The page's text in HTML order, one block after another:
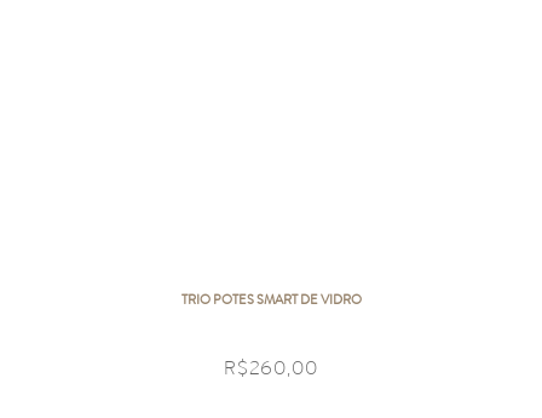
TRIO POTES SMART DE VIDRO
R$260,00